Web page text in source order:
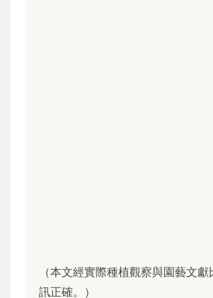
（本文經實際種植觀察與園藝文
訊正確。）